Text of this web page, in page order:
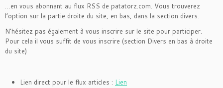
…en vous abonnant au flux RSS de patatorz.com. Vous trouverez
l’option sur la partie droite du site, en bas, dans la section divers.
N’hésitez pas également à vous inscrire sur le site pour participer.
Pour cela il vous suffit de vous inscrire (section Divers en bas à droite
du site)
Lien direct pour le flux articles : Lien